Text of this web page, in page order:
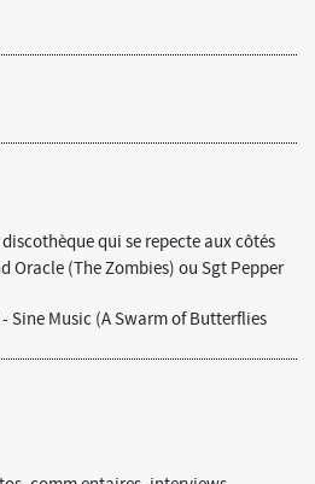
qui se repecte aux côtés
Oracle (The Zombies) ou Sgt Pepper
- Sine Music (A Swarm of Butterflies